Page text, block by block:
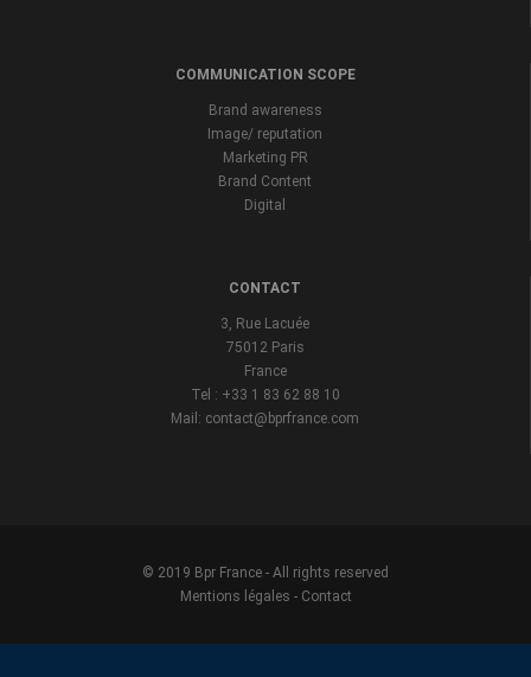
COMMUNICATION SCOPE
Brand awareness
Image/ reputation
Marketing PR
Brand Content
Digital
CONTACT
3, Rue Lacuée
75012 Paris
France
Tel : +33 1 83 62 88 10
Mail: contact@bprfrance.com
© 2019 Bpr France - All rights reserved
Mentions légales - Contact